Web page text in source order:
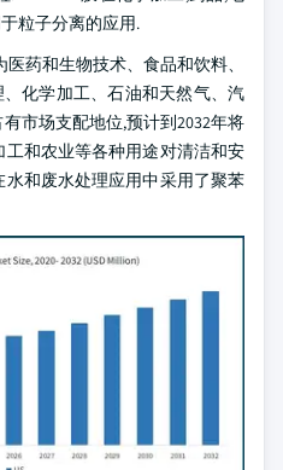
粒子分离的应用.
药和生物技术、食品和饮料、
化学加工、石油和天然气、汽
市场支配地位,预计到2032年将
工和农业等各种用途对清洁和安
和废水处理应用中采用了聚苯